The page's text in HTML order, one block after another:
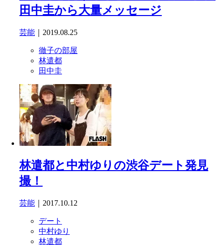
田中圭から大量メッセージ
芸能 ｜2019.08.25
徹子の部屋
林遣都
田中圭
林遣都と中村ゆりの渋谷デート発見
撮！
芸能 ｜2017.10.12
デート
中村ゆり
林遣都